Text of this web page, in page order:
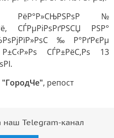
СЃРµРіРѕРґРЅСЏ РЅР°
СЃР±РёС‚Рѕ 13
"ГородЧе", репост
наш Telegram-канал